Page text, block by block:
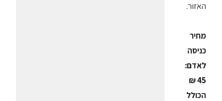
האזור.
מחיר
כניסה
לאדם:
45 ₪
הכולל